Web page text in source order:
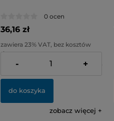
0 ocen
36,16 zł
zawiera 23% VAT, bez kosztów
dostawy
Cena netto:
29,40 zł
- +
do koszyka
zobacz więcej